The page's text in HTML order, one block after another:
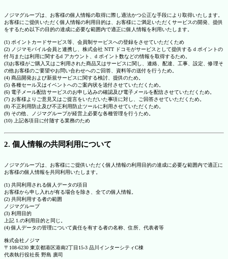
ノジマグループは、お客様の個人情報の取得に際し適法かつ公正な手段により取得いたします。
お客様にご提供いただく個人情報の利用目的は、お客様にご満足いただくサービスの開発、提供
をするため以下の目的の達成に必要な範囲内で適正に個人情報を利用いたします。
(1) ポイントカードサービス等、会員制サービスへの登録をさせていただくため
(2) ノジマモバイル会員と連携し、株式会社 NTT ドコモがサービスとして提供する d ポイントの
付与または利用に関するd アカウント、d ポイント数などの情報を取得するため。
(3)お客様がご購入又はご利用された商品又はサービスに関し、連絡、配達、工事、設定、修理そ
の他お客様のご要望やお問い合わせへのご回答、資料等の送付を行うため。
(4) 商品開発および新規サービスに関する検討、提供のため。
(5) 各種セール又はイベントへのご案内状を送付させていただくため。
(6) 電子メール配信サービスのお申し込みの確認及び電子メールを配信させていただくため。
(7) お客様よりご意見又はご提言をいただいた事項に対し、ご回答させていただくため。
(8) 不正利用防止及び不正利用防止ツールに利用させていただくため。
(9) その他、ノジマグループが経営上必要な各種管理を行うため。
(10) 上記各項目に付随する業務のため
2. 個人情報の共同利用について
ノジマグループは、お客様にご提供いただく個人情報の利用目的の達成に必要な範囲内で適正に
お客様の個人情報を共同利用いたします。
(1) 共同利用される個人データの項目
お客様から申し入れが有る場合を除き、全ての個人情報。
(2) 共同利用する者の範囲
ノジマグループ
(3) 利用目的
上記 1.の利用目的と同じ。
(4) 個人データの管理について責任を有する者の名称、住所、代表者等
株式会社ノジマ
〒108-6230 東京都港区港南2丁目15-3 品川インターシティC棟
代表執行役社長 野島 廣司